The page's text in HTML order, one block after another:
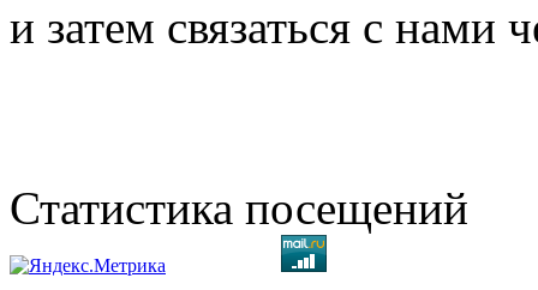
и затем связаться с нами
Статистика посещений